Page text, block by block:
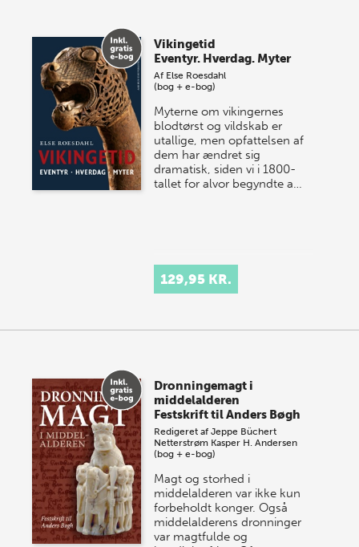
Vikingetid
Eventyr. Hverdag. Myter
Af Else Roesdahl
(bog + e-bog)
Myterne om vikingernes
blodtørst og vildskab er
utallige, men opfattelsen af
dem har ændret sig
dramatisk, siden vi i 1800-
tallet for alvor begyndte a…
129,95 KR.
Dronningemagt i
middelalderen
Festskrift til Anders Bøgh
Redigeret afJeppe Büchert
Netterstrøm Kasper H. Andersen
(bog + e-bog)
Magt og storhed i
middelalderen var ikke kun
forbeholdt konger. Også
middelalderens dronninger
var magtfulde og